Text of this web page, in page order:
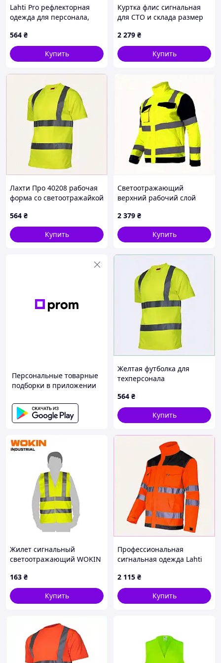
Lahti Pro рефлекторная
одежда для персонала,
564 ₴
Купить
Куртка флис сигнальная
для СТО и склада размер
2 279 ₴
Купить
Лахти Про 40208 рабочая
форма со светоотражайкой
564 ₴
Купить
Светоотражающий
верхний рабочий слой
780EB21C47
2 379 ₴
Купить
Персональные товарные
подборки в приложении
Желтая футболка для
техперсонала
77PC53430
564 ₴
Купить
Жилет сигнальный
светоотражающий WOKIN
163 ₴
Купить
Профессиональная
сигнальная одежда Lahti
A8X4051K14
2 115 ₴
Купить